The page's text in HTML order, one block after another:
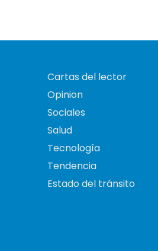
Cartas del lector
Opinion
Sociales
Salud
Tecnología
Tendencia
Estado del tránsito